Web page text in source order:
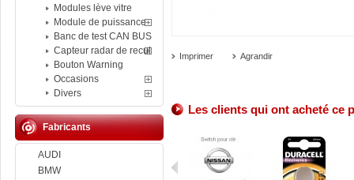
Modules lève vitre
Module de puissance
Banc de test CAN BUS
Capteur radar de recul
Bouton Warning
Occasions
Divers
Fabricants
AUDI
BMW
Imprimer Agrandir
Les clients qui ont acheté ce